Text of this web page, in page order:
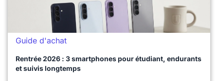
Guide d'achat
Rentrée 2026 : 3 smartphones pour étudiant, endurants
et suivis longtemps